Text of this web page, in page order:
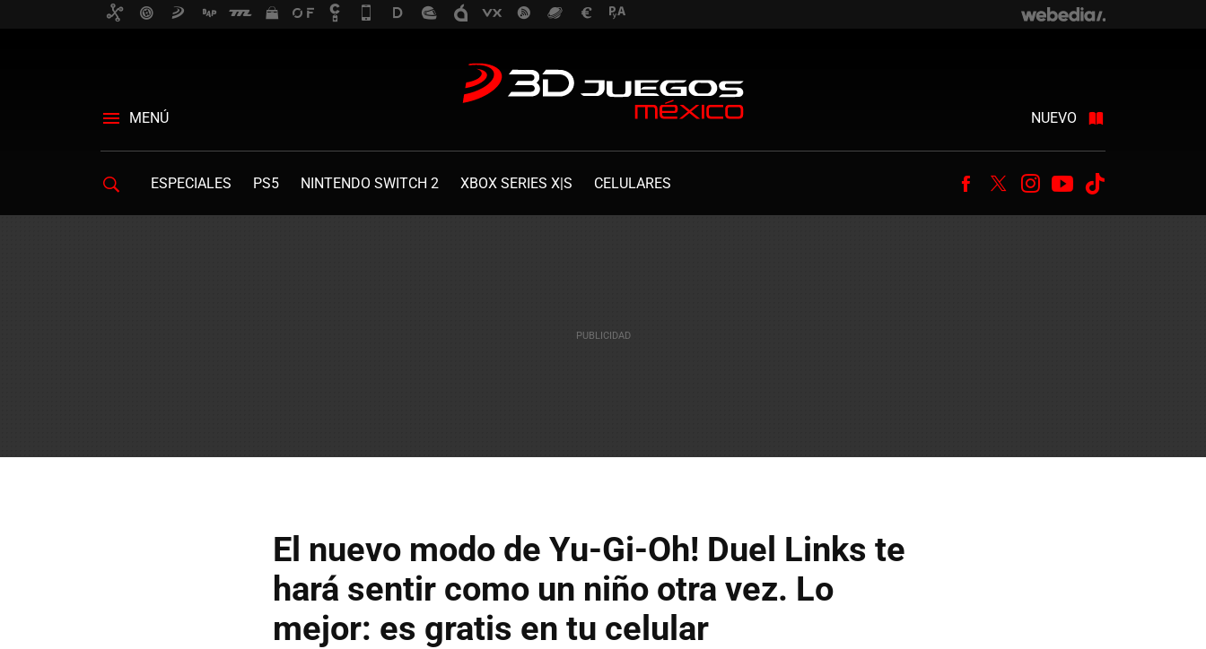
MENÚ NUEVO
ESPECIALES PS5 NINTENDO SWITCH 2 XBOX SERIES X|S CELULARES Facebook
TwitterInstagram
Youtube
El nuevo modo de Yu-Gi-Oh! Duel Links te
hará sentir como un niño otra vez. Lo
mejor: es gratis en tu celular